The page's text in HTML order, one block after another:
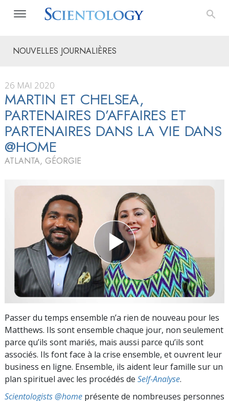
NOUVELLES JOURNALIÈRES
26 MAI 2020
MARTIN ET CHELSEA,
PARTENAIRES D’AFFAIRES ET
PARTENAIRES DANS LA VIE DANS
@HOME
ATLANTA, GÉORGIE
Passer du temps ensemble n’a rien de nouveau pour les
Matthews. Ils sont ensemble chaque jour, non seulement
parce qu’ils sont mariés, mais aussi parce qu’ils sont
associés. Ils font face à la crise ensemble, et ouvrent leur
business en ligne. Ensemble, ils aident leur famille sur un
plan spirituel avec les procédés de Self-Analyse.
Scientologists @home présente de nombreuses personnes